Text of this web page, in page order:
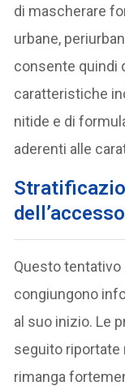
di mascherare
urbane,
consente quindi
caratteristiche
nitide e di
aderenti alle
dell’accesso
Questo tentativo
congiungono
al suo inizio. Le
seguito riportate
rimanga